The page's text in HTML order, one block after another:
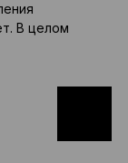
В целом